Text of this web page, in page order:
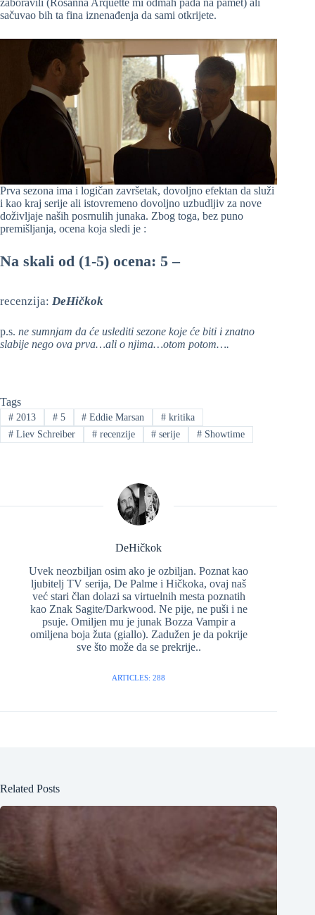
zaboravili (Rosanna Arquette mi odmah pada na pamet) ali
sačuvao bih ta fina iznenađenja da sami otkrijete.
Prva sezona ima i logičan završetak, dovoljno efektan da služi
i kao kraj serije ali istovremeno dovoljno uzbudljiv za nove
doživljaje naših posrnulih junaka. Zbog toga, bez puno
premišljanja, ocena koja sledi je :
Na skali od (1-5) ocena: 5 –
recenzija: DeHičkok
p.s. ne sumnjam da će uslediti sezone koje će biti i znatno
slabije nego ova prva…ali o njima…otom potom….
Tags
#2013 #5 # Eddie Marsan # kritika
#Liev Schreiber #recenzije # serije # Showtime
DeHičkok
Uvek neozbiljan osim ako je ozbiljan. Poznat kao
ljubitelj TV serija, De Palme i Hičkoka, ovaj naš
već stari član dolazi sa virtuelnih mesta poznatih
kao Znak Sagite/Darkwood. Ne pije, ne puši i ne
psuje. Omiljen mu je junak Bozza Vampir a
omiljena boja žuta (giallo). Zadužen je da pokrije
sve što može da se prekrije..
ARTICLES: 288
Related Posts